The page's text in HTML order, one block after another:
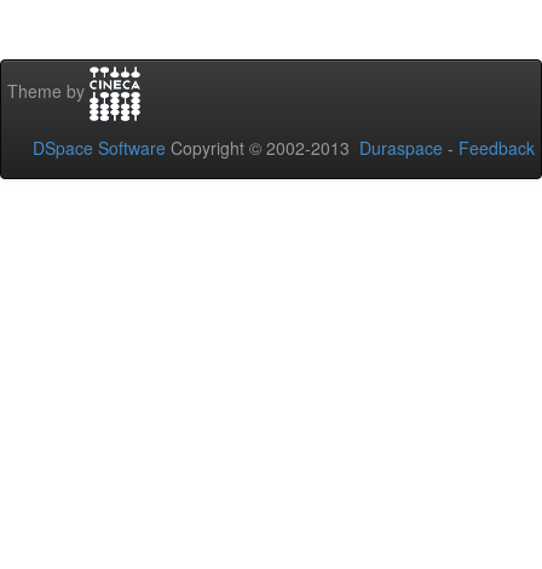
Theme by
DSpace Software Copyright © 2002-2013 Duraspace - Feedback